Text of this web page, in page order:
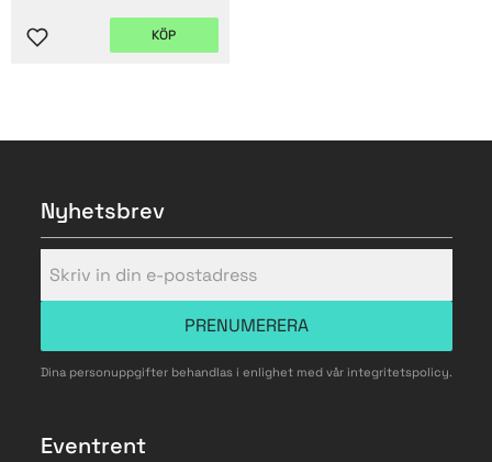
Lägg till i favoriter
KÖP
Nyhetsbrev
PRENUMERERA
Dina personuppgifter behandlas i enlighet med vår integritetspolicy.
Eventrent